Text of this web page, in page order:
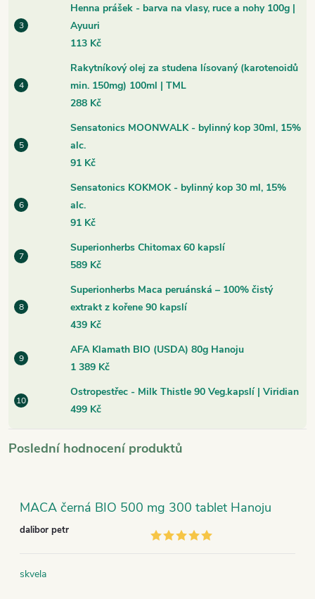
Henna prášek - barva na vlasy, ruce a nohy 100g |
Ayuuri
113 Kč
Rakytníkový olej za studena lísovaný (karotenoidů
min. 150mg) 100ml | TML
288 Kč
Sensatonics MOONWALK - bylinný kop 30ml, 15%
alc.
91 Kč
Sensatonics KOKMOK - bylinný kop 30 ml, 15%
alc.
91 Kč
Superionherbs Chitomax 60 kapslí
589 Kč
Superionherbs Maca peruánská – 100% čistý
extrakt z kořene 90 kapslí
439 Kč
AFA Klamath BIO (USDA) 80g Hanoju
1 389 Kč
Ostropestřec - Milk Thistle 90 Veg.kapslí | Viridian
499 Kč
Poslední hodnocení produktů
MACA černá BIO 500 mg 300 tablet Hanoju
dalibor petr
skvela